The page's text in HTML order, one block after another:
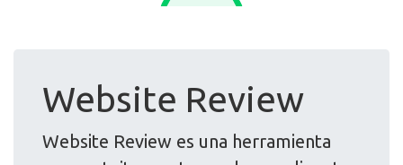
Website Review
Website Review es una herramienta